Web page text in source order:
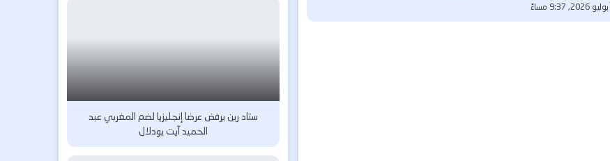
ستاد رين يرفض عرضا إنجليزيا لضم المغربي عبد
الحميد آيت بودلال